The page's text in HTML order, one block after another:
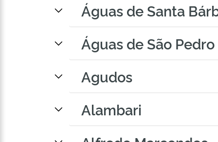
Águas de Santa
Águas de São Pedro
Agudos
Alambari